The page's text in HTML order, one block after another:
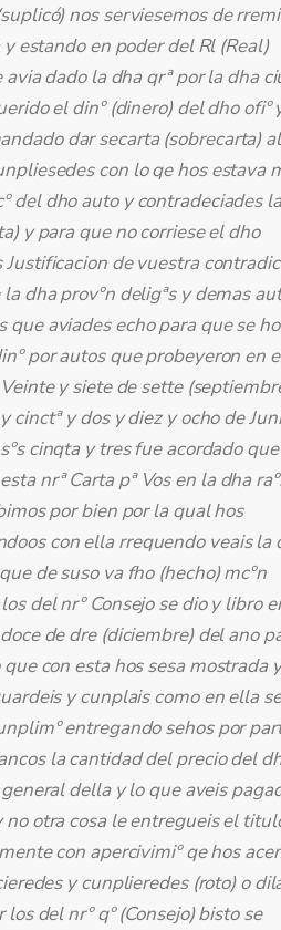
nos serviesemos de
estando en poder del Rl (Real)
avia dado la dha qrª por la dha
el dinº (dinero) del dho ofiº
dar secarta (sobrecarta)
con lo qe hos estava
del dho auto y contradeciades
y para que no corriese el dho
Justificacion de vuestra
dha provºn deligªs y demas
que aviades echo para que se
por autos que probeyeron en
y siete de sette
cinctª y dos y diez y ocho de
cinqta y tres fue acordado que
nrª Carta pª Vos en la dha
por bien por la qual hos
con ella rrequendo veais la
de suso va fho (hecho) mcºn
del nrº Consejo se dio y libro
de dre (diciembre) del ano
con esta hos sesa mostrada
y cunplais como en ella se
entregando sehos por
la cantidad del precio del
della y lo que aveis
otra cosa le entregueis el
con apercivimiº qe hos
y cunplieredes (roto) o
del nrº qº (Consejo) bisto se